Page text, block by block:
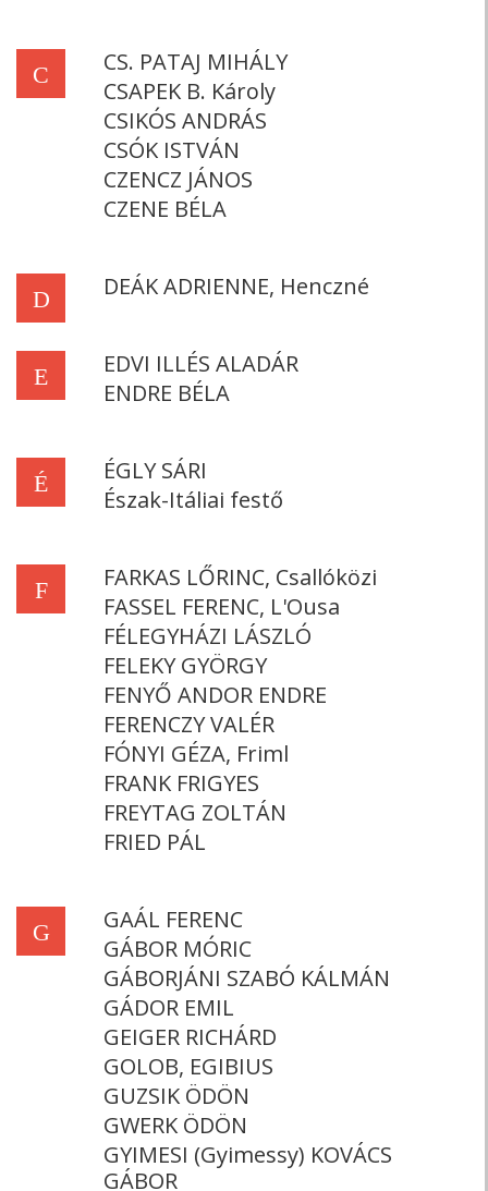
C
CS. PATAJ MIHÁLY
CSAPEK B. Károly
CSIKÓS ANDRÁS
CSÓK ISTVÁN
CZENCZ JÁNOS
CZENE BÉLA
D DEÁK ADRIENNE, Henczné
E
EDVI ILLÉS ALADÁR
ENDRE BÉLA
É
ÉGLY SÁRI
Észak-Itáliai festő
F
FARKAS LŐRINC, Csallóközi
FASSEL FERENC, L'Ousa
FÉLEGYHÁZI LÁSZLÓ
FELEKY GYÖRGY
FENYŐ ANDOR ENDRE
FERENCZY VALÉR
FÓNYI GÉZA, Friml
FRANK FRIGYES
FREYTAG ZOLTÁN
FRIED PÁL
G
GAÁL FERENC
GÁBOR MÓRIC
GÁBORJÁNI SZABÓ KÁLMÁN
GÁDOR EMIL
GEIGER RICHÁRD
GOLOB, EGIBIUS
GUZSIK ÖDÖN
GWERK ÖDÖN
GYIMESI (Gyimessy) KOVÁCS
GÁBOR